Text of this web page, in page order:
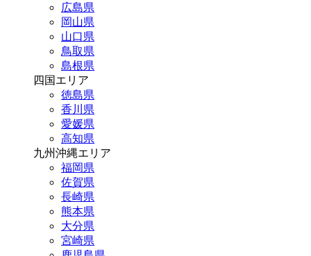
広島県
岡山県
山口県
鳥取県
島根県
四国エリア
徳島県
香川県
愛媛県
高知県
九州沖縄エリア
福岡県
佐賀県
長崎県
熊本県
大分県
宮崎県